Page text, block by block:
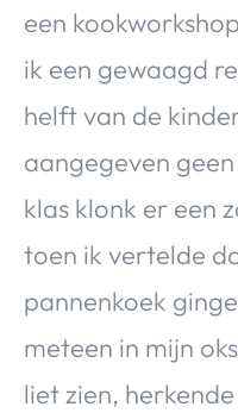
Health
een
ik een gewaagd
helft van de
aangegeven
klas klonk er een
toen ik vertelde
pannenkoek
meteen in mijn
liet zien,